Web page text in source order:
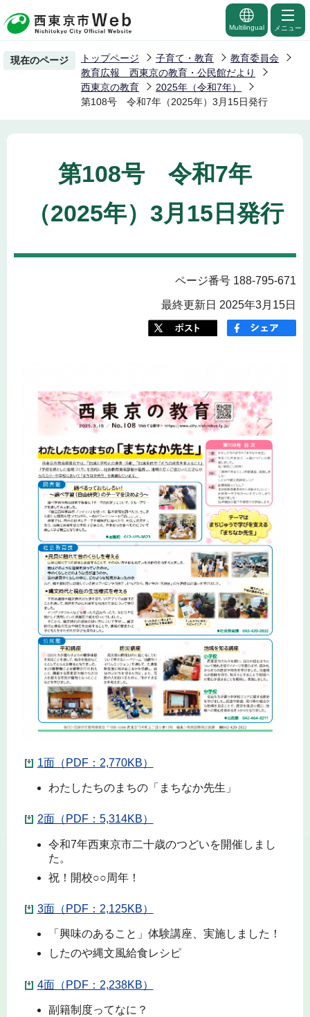
の
ー
先
頭
Multilingual メニュー
現在のページ トップページ 子育て・教育
教育委員会
教育広報 西東京の教育・公民館だより
西東京の教育
2025年（令和7年）
第108号 令和7年（2025年）3月15日発行
第108号 令和7年
（2025年）3月15日発行
ページ番号 188-795-671
最終更新日 2025年3月15日
1面（PDF：2,770KB）
わたしたちのまちの「まちなか先生」
2面（PDF：5,314KB）
令和7年西東京市二十歳のつどいを開催しまし
た。
祝！開校○○周年！
3面（PDF：2,125KB）
「興味のあること」体験講座、実施しました！
したのや縄文風給食レシピ
4面（PDF：2,238KB）
副籍制度ってなに？